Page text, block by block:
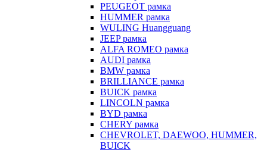
PEUGEOT рамка
HUMMER рамка
WULING Huangguang
JEEP рамка
ALFA ROMEO рамка
AUDI рамка
BMW рамка
BRILLIANCE рамка
BUICK рамка
LINCOLN рамка
BYD рамка
CHERY рамка
CHEVROLET, DAEWOO, HUMMER,
BUICK